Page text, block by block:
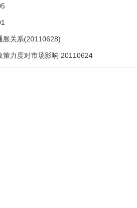
胀关系(20110628)
策力度对市场影响 20110624